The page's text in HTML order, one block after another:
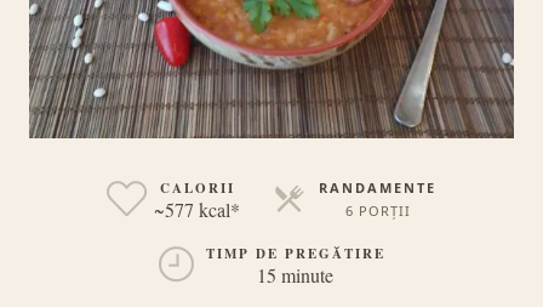
CALORII
~577 kcal*
RANDAMENTE
6 PORȚII
TIMP DE PREGĂTIRE
15 minute